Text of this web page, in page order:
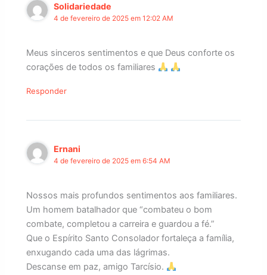
Solidariedade
4 de fevereiro de 2025 em 12:02 AM
Meus sinceros sentimentos e que Deus conforte os
corações de todos os familiares
Responder
Ernani
4 de fevereiro de 2025 em 6:54 AM
Nossos mais profundos sentimentos aos familiares.
Um homem batalhador que “combateu o bom
combate, completou a carreira e guardou a fé.”
Que o Espírito Santo Consolador fortaleça a família,
enxugando cada uma das lágrimas.
Descanse em paz, amigo Tarcísio.